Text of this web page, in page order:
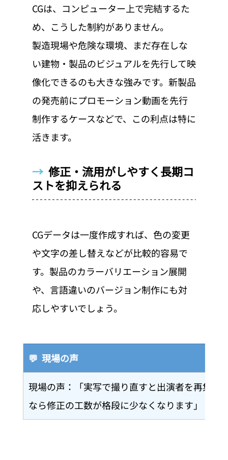
CGは、コンピューター上で完結するた
め、こうした制約がありません。
製造現場や危険な環境、まだ存在しな
い建物・製品のビジュアルを先行して映
像化できるのも大きな強みです。新製品
の発売前にプロモーション動画を先行
制作するケースなどで、この利点は特に
活きます。
→ 修正・流用がしやすく長期コ
ストを抑えられる
CGデータは一度作成すれば、色の変更
や文字の差し替えなどが比較的容易で
す。製品のカラーバリエーション展開
や、言語違いのバージョン制作にも対
応しやすいでしょう。
💬  現場の声
現場の声：「実写で撮り直すと出演者を再集合
なら修正の工数が格段に少なくなります」（当